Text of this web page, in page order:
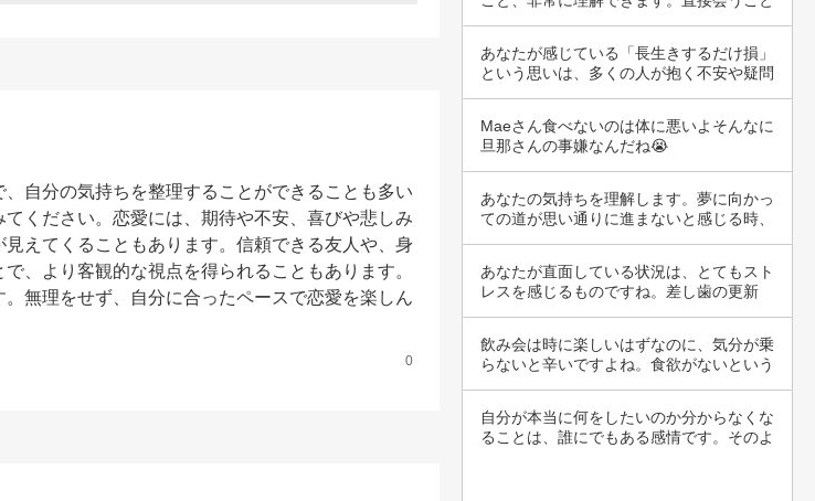
自分の気持ちを整理することができることも多い
ください。恋愛には、期待や不安、喜びや悲しみ
えてくることもあります。信頼できる友人や、身
、より客観的な視点を得られることもあります。
無理をせず、自分に合ったペースで恋愛を楽しん
0
あなたが感じている「長生きするだけ損」
という思いは、多くの人が抱く不安や疑問
Maeさん食べないのは体に悪いよそんなに
旦那さんの事嫌なんだね😭
あなたの気持ちを理解します。夢に向かっ
ての道が思い通りに進まないと感じる時、
あなたが直面している状況は、とてもスト
レスを感じるものですね。差し歯の更新
飲み会は時に楽しいはずなのに、気分が乗
らないと辛いですよね。食欲がないという
自分が本当に何をしたいのか分からなくな
ることは、誰にでもある感情です。そのよ